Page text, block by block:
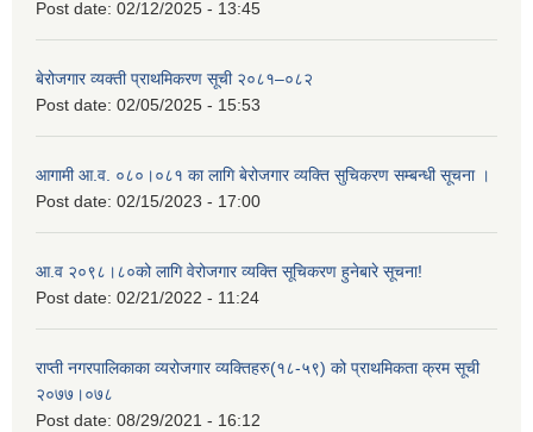
Post date: 02/12/2025 - 13:45
बेरोजगार व्यक्ती प्राथमिकरण सूची २०८१–०८२
Post date: 02/05/2025 - 15:53
आगामी आ.व. ०८०।०८१ का लागि बेरोजगार व्यक्ति सुचिकरण सम्बन्धी सूचना ।
Post date: 02/15/2023 - 17:00
आ.व २०९८।८०को लागि वेरोजगार व्यक्ति सूचिकरण हुनेबारे सूचना!
Post date: 02/21/2022 - 11:24
राप्ती नगरपालिकाका व्यरोजगार व्यक्तिहरु(१८-५९) को प्राथमिकता क्रम सूची
२०७७।०७८
Post date: 08/29/2021 - 16:12